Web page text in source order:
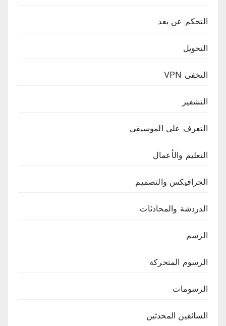
التحكم عن بعد
التحويل
التخفى VPN
التشفير
التعرف على الموسيقى
التعليم والأعمال
الجرافيكس والتصميم
الدردشة والمحادثات
الرسم
الرسوم المتحركة
الرسومات
السائقين المحدثين